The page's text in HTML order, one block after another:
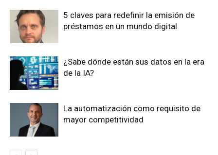
5 claves para redefinir la emisión de
préstamos en un mundo digital
¿Sabe dónde están sus datos en la era
de la IA?
La automatización como requisito de
mayor competitividad